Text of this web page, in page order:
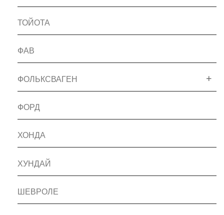
ТОЙОТА
ФАВ
ФОЛЬКСВАГЕН
ФОРД
ХОНДА
ХУНДАЙ
ШЕВРОЛЕ